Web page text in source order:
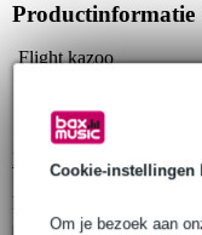
Cookie-instellingen
Om je bezoek aan
Productinformatie
Flight kazoo
kleur: paars (purple)
Bekijk alle